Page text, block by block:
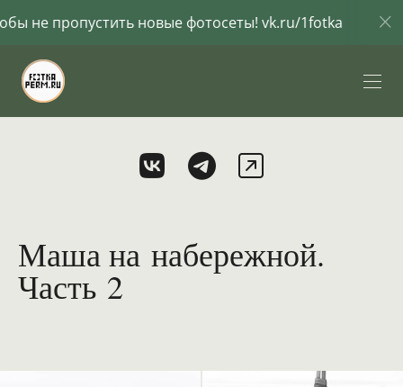
новые фотосеты! vk.ru/1fotka
Маша на набережной.
Часть 2